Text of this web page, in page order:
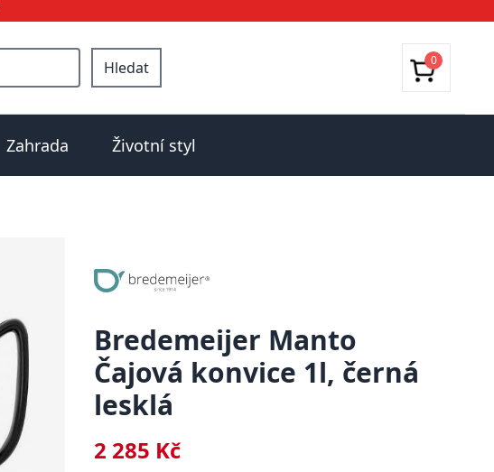
Hledat 0
Zahrada Životní styl
Bredemeijer Manto
Čajová konvice 1l, černá
lesklá
2 285 Kč